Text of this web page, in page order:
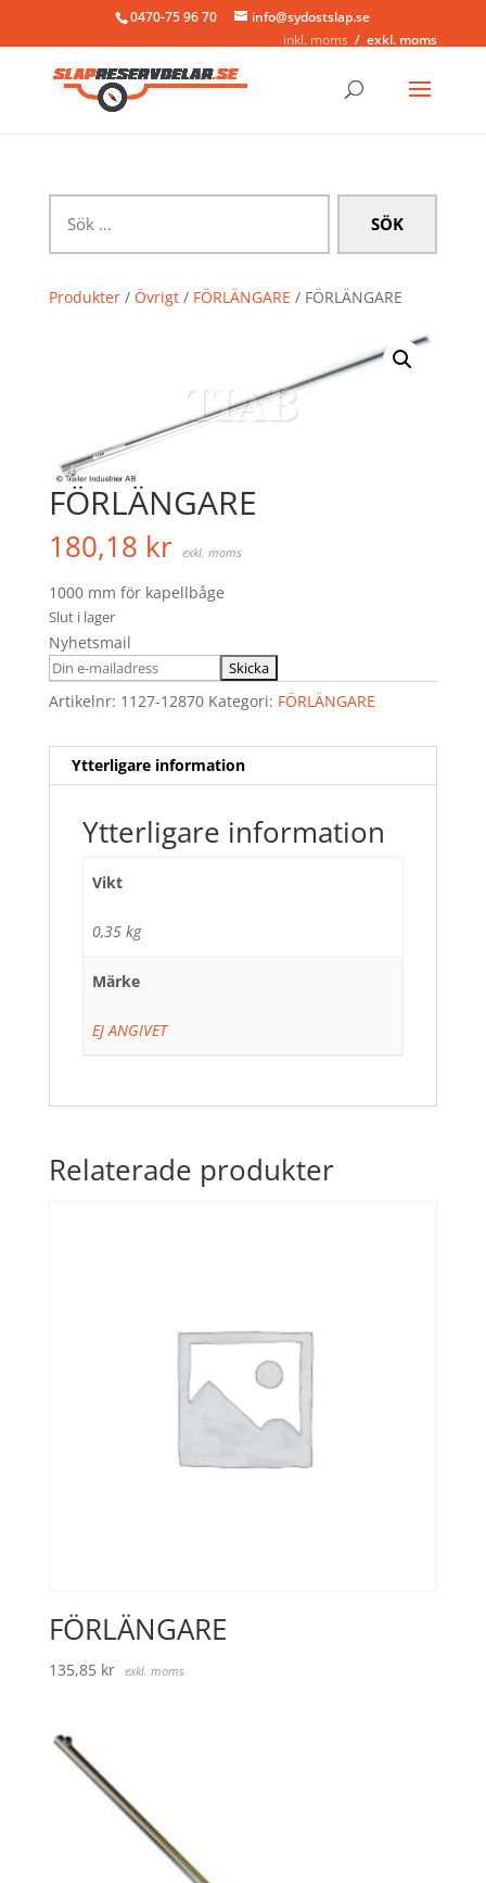
0470-75 96 70
info@sydostslap.se
inkl. moms
exkl. moms
efter:
Produkter/ Övrigt/ FÖRLÄNGARE / FÖRLÄNGARE
FÖRLÄNGARE
180,18 kr exkl. moms
1000 mm för kapellbåge
Slut i lager
Nyhetsmail
Artikelnr: 1127-12870 Kategori: FÖRLÄNGARE
Ytterligare information
Ytterligare information
Vikt
0,35 kg
Märke
EJ ANGIVET
Relaterade produkter
FÖRLÄNGARE
135,85 kr exkl. moms